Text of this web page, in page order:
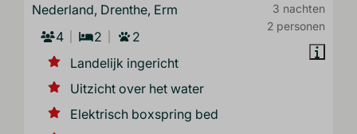
3 nachten
2 personen
Nederland, Drenthe, Erm
4
2
2
Landelijk ingericht
Uitzicht over het water
Elektrisch boxspring bed